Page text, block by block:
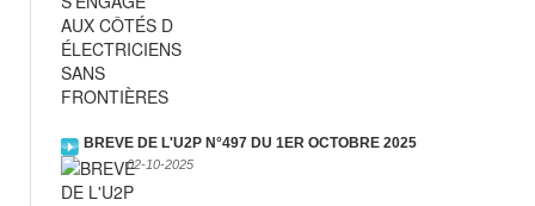
BREVE DE L'U2P N°497 DU 1ER OCTOBRE 2025
02-10-2025